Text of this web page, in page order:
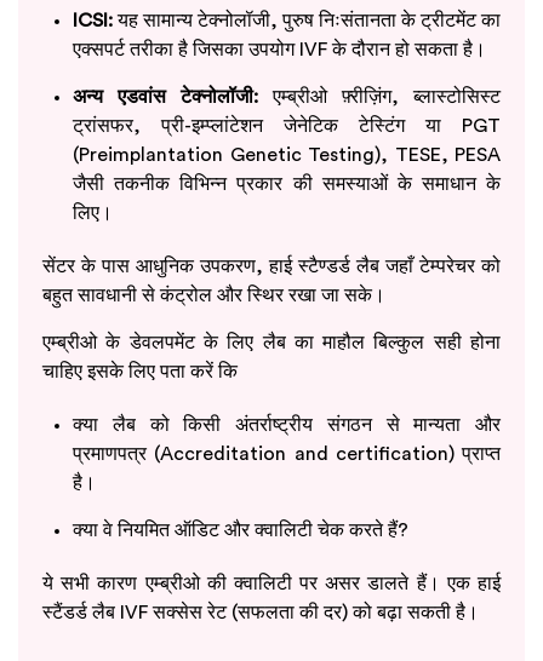
ICSI:यह सामान्य टेक्नोलॉजी, पुरुष निःसंतानता के ट्रीटमेंट का
एक्सपर्ट तरीका है जिसका उपयोग IVF के दौरान हो सकता है।
अन्य एडवांस टेक्नोलॉजी: एम्ब्रीओ फ़्रीज़िंग, ब्लास्टोसिस्ट
ट्रांसफर, प्री-इम्प्लांटेशन जेनेटिक टेस्टिंग या PGT
(Preimplantation Genetic Testing), TESE, PESA
जैसी तकनीक विभिन्न प्रकार की समस्याओं के समाधान के
लिए।
सेंटर के पास आधुनिक उपकरण, हाई स्टैण्डर्ड लैब जहाँ टेम्परेचर को
बहुत सावधानी से कंट्रोल और स्थिर रखा जा सके।
एम्ब्रीओ के डेवलपमेंट के लिए लैब का माहौल बिल्कुल सही होना
चाहिए इसके लिए पता करें कि
क्या लैब को किसी अंतर्राष्ट्रीय संगठन से मान्यता और
प्रमाणपत्र (Accreditation and certification) प्राप्त
है।
क्या वे नियमित ऑडिट और क्वालिटी चेक करते हैं?
ये सभी कारण एम्ब्रीओ की क्वालिटी पर असर डालते हैं। एक हाई
स्टैंडर्ड लैब IVF सक्सेस रेट (सफलता की दर) को बढ़ा सकती है।